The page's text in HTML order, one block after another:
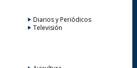
Diarios y Periódicos
Televisión